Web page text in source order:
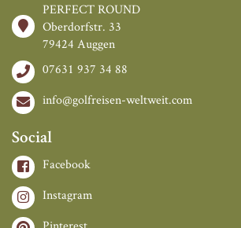
PERFECT ROUND
Oberdorfstr. 33
79424 Auggen
07631 937 34 88
info@golfreisen-weltweit.com
Social
Facebook
Instagram